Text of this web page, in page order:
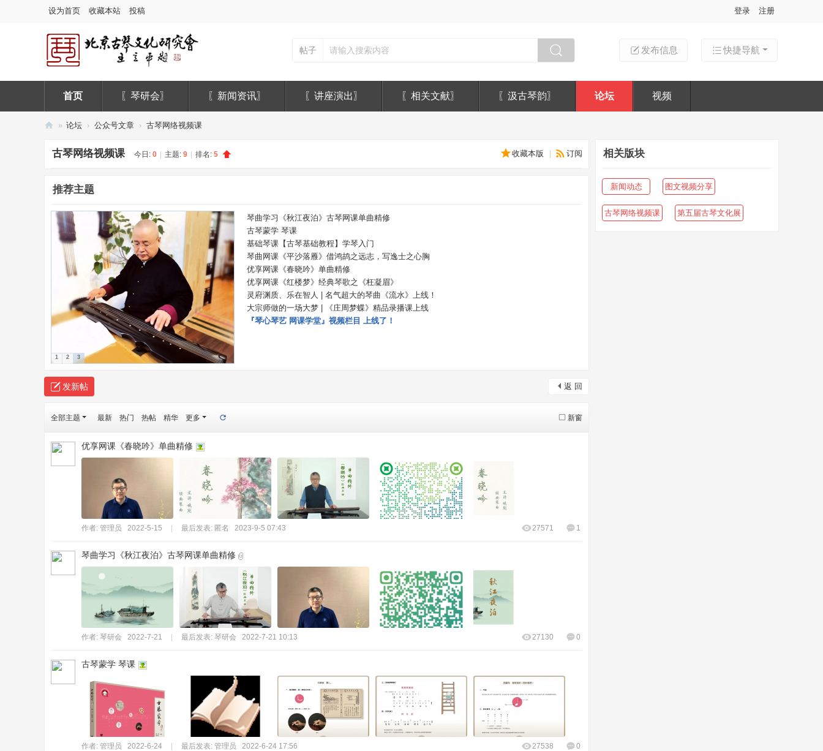
设为首页 收藏本站 投稿 登录 注册
快捷导航
发布信息
帖子
首页 〖琴研会〗 〖新闻资讯〗 〖讲座演出〗 〖相关文献〗 〖汲古琴韵〗 论坛 视频
琴
文
官
网
』
» 论坛 › 公众号文章 › 古琴网络视频课
收藏本版 订阅
古琴网络视频课 今日: 0 主题: 9 排名: 5
推荐主题
1 2 3
琴曲学习《秋江夜泊》古琴网课单曲精修
古琴蒙学 琴课
基础琴课【古琴基础教程】学琴入门
琴曲网课《平沙落雁》借鸿鸪之远志，写逸士之心胸
优享网课《春晓吟》单曲精修
优享网课《红楼梦》经典琴歌之《枉凝眉》
灵府渊质、乐在智人 | 名气超大的琴曲《流水》上线！
大宗师做的一场大梦 | 《庄周梦蝶》精品录播课上线
『琴心琴艺 网课学堂』视频栏目 上线了！
返 回
发新帖
新窗
全部主题 最新 热门 热帖 精华 更多
优享网课《春晓吟》单曲精修
作者: 管理员 2022-5-15 最后发表: 匿名 2023-9-5 07:43 1
27571
琴曲学习《秋江夜泊》古琴网课单曲精修
作者: 琴研会 2022-7-21 最后发表: 琴研会 2022-7-21 10:13 0
27130
古琴蒙学 琴课
作者: 管理员 2022-6-24 最后发表: 管理员 2022-6-24 17:56 0
27538
相关版块
新闻动态 图文视频分享
古琴网络视频课 第五届古琴文化展